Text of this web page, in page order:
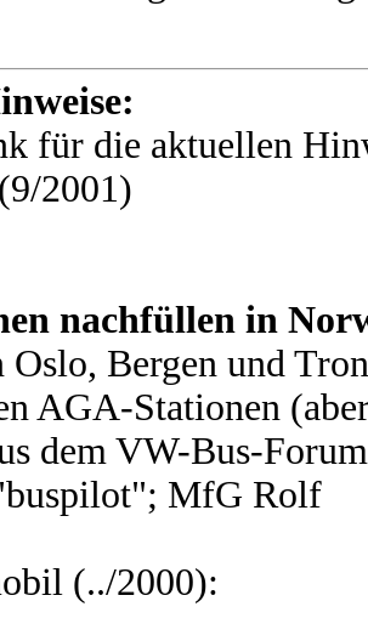
für die aktuellen
2001)
nachfüllen in
Oslo, Bergen und
AGA-Stationen
dem VW-Bus-
MfG Rolf
(../2000):